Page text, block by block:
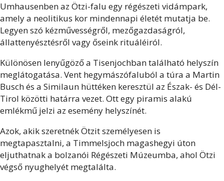
Umhausenben az Ötzi-falu egy régészeti vidámpark,
amely a neolitikus kor mindennapi életét mutatja be.
Legyen szó kézművességről, mezőgazdaságról,
állattenyésztésről vagy őseink rituáléiról.
Különösen lenyűgöző a Tisenjochban található helyszín
meglátogatása. Vent hegymászófaluból a túra a Martin
Busch és a Similaun hüttéken keresztül az Észak- és Dél-
Tirol közötti határra vezet. Ott egy piramis alakú
emlékmű jelzi az esemény helyszínét.
Azok, akik szeretnék Ötzit személyesen is
megtapasztalni, a Timmelsjoch magashegyi úton
eljuthatnak a bolzanói Régészeti Múzeumba, ahol Ötzi
végső nyughelyét megtalálta.